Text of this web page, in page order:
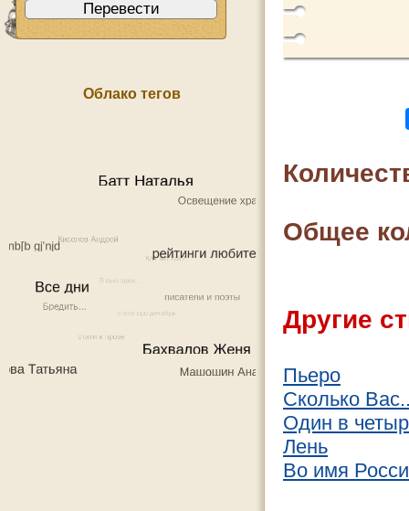
Облако тегов
Общее
Другие
Пьеро
Сколько
Один в
Лень
Во имя